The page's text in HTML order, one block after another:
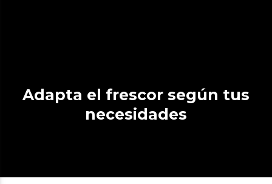
Adapta el frescor según tus
necesidades